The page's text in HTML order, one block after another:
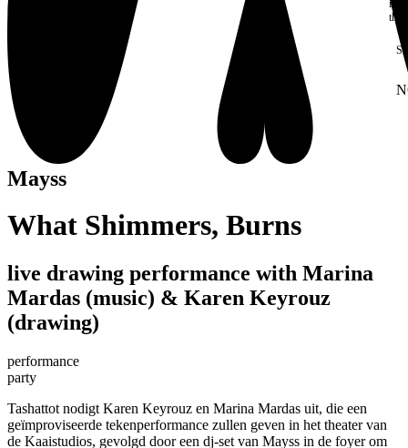
Mayss
What Shimmers, Burns
live drawing performance with Marina
Mardas (music) & Karen Keyrouz
(drawing)
performance
party
Tashattot nodigt Karen Keyrouz en Marina Mardas uit, die een
geïmproviseerde tekenperformance zullen geven in het theater van
de Kaaistudios, gevolgd door een dj-set van Mayss in de foyer om